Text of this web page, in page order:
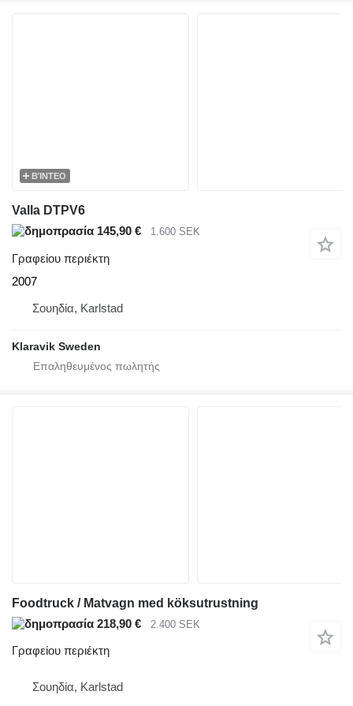
ΒΊΝΤΕΟ
Valla DTPV6
145,90 €
1.600 SEK
Γραφείου περιέκτη
2007
Σουηδία, Karlstad
Klaravik Sweden
Foodtruck / Matvagn med köksutrustning
218,90 €
2.400 SEK
Γραφείου περιέκτη
Σουηδία, Karlstad